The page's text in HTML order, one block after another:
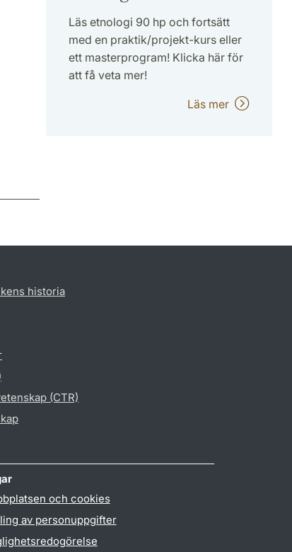
Läs etnologi 90 hp och fortsätt
med en praktik/projekt-kurs eller
ett masterprogram! Klicka här för
att få veta mer!
Läs mer
historia
(CTR)
och cookies
av personuppgifter